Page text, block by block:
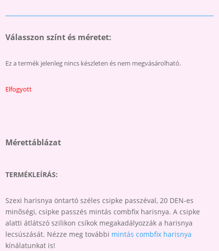
Válasszon színt és méretet:
Ez a termék jelenleg nincs készleten és nem megvásárolható.
Elfogyott
Mérettáblázat
TERMÉKLEÍRÁS:
Szexi harisnya öntartó széles csipke passzéval, 20 DEN-es
minõségi, csipke passzés mintás combfix harisnya. A csipke
alatti átlátszó szilikon csíkok megakadályozzák a harisnya
lecsúszását. Nézze meg további mintás combfix harisnya
kínálatunkat is!